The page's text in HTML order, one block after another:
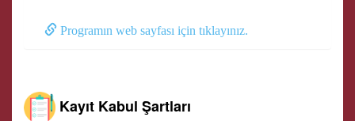
Programın web sayfası için tıklayınız.
Kayıt Kabul Şartları